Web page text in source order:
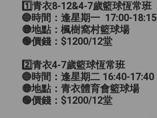
1️⃣青衣8-12&4-7歲籃球恆常班
🔵時間：逢星期一 17:00-18:15
🟡地點：楓樹窩村籃球場
🟢價錢：$1200/12堂
2️⃣青衣4-7歲籃球恆常班
🔵時間：逢星期二 16:40-17:40
🟡地點：青衣體育會籃球場
🟢價錢：$1200/12堂